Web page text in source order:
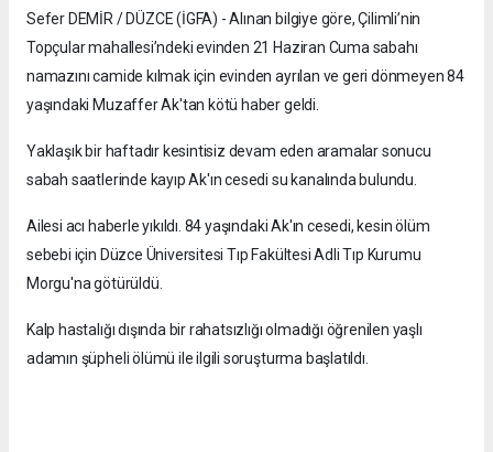
Sefer DEMİR / DÜZCE (İGFA) - Alınan bilgiye göre, Çilimli’nin
Topçular mahallesi’ndeki evinden 21 Haziran Cuma sabahı
namazını camide kılmak için evinden ayrılan ve geri dönmeyen 84
yaşındaki Muzaffer Ak'tan kötü haber geldi.
Yaklaşık bir haftadır kesintisiz devam eden aramalar sonucu
sabah saatlerinde kayıp Ak'ın cesedi su kanalında bulundu.
Ailesi acı haberle yıkıldı. 84 yaşındaki Ak'ın cesedi, kesin ölüm
sebebi için Düzce Üniversitesi Tıp Fakültesi Adli Tıp Kurumu
Morgu'na götürüldü.
Kalp hastalığı dışında bir rahatsızlığı olmadığı öğrenilen yaşlı
adamın şüpheli ölümü ile ilgili soruşturma başlatıldı.